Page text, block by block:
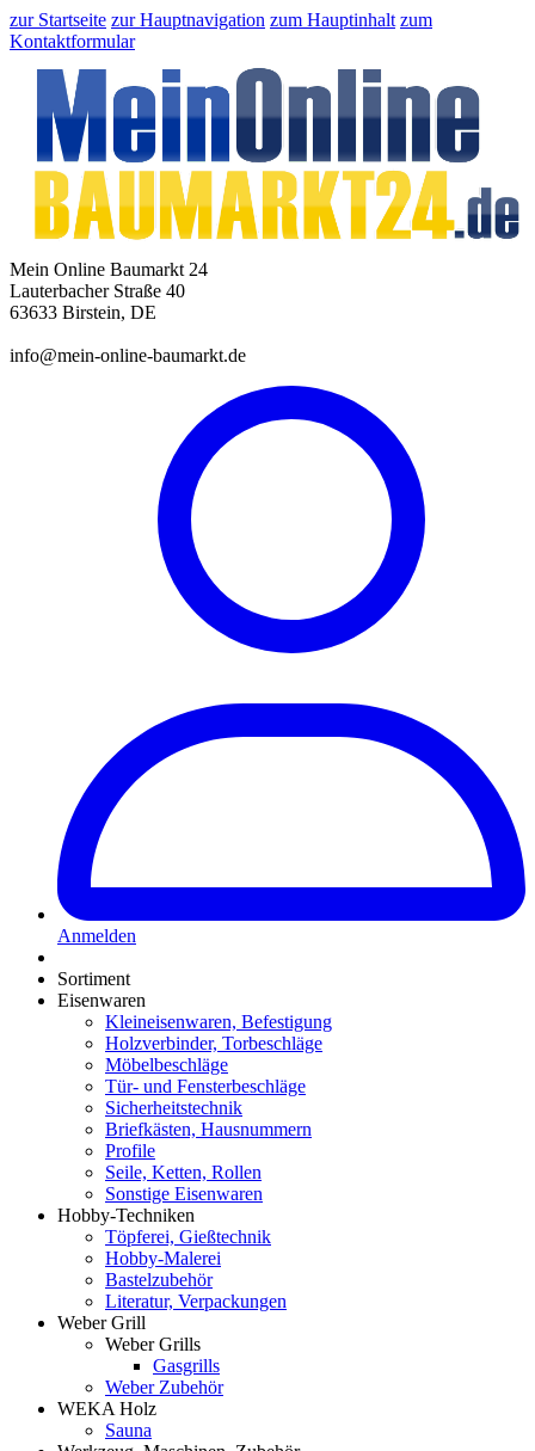
zur Startseite zur Hauptnavigation zum Hauptinhalt zum
Kontaktformular
Mein Online Baumarkt 24
Lauterbacher Straße 40
63633 Birstein, DE
info@mein-online-baumarkt.de
Anmelden
Sortiment
Eisenwaren
Kleineisenwaren, Befestigung
Holzverbinder, Torbeschläge
Möbelbeschläge
Tür- und Fensterbeschläge
Sicherheitstechnik
Briefkästen, Hausnummern
Profile
Seile, Ketten, Rollen
Sonstige Eisenwaren
Hobby-Techniken
Töpferei, Gießtechnik
Hobby-Malerei
Bastelzubehör
Literatur, Verpackungen
Weber Grill
Weber Grills
Gasgrills
Weber Zubehör
WEKA Holz
Sauna